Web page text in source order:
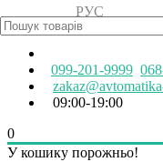
РУС
УКР
099-201-9999
09:00-19:00
0
У кошику порожньо!